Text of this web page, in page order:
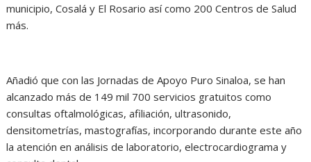
municipio, Cosalá y El Rosario así como 200 Centros de Salud
más.
Añadió que con las Jornadas de Apoyo Puro Sinaloa, se han
alcanzado más de 149 mil 700 servicios gratuitos como
consultas oftalmológicas, afiliación, ultrasonido,
densitometrías, mastografías, incorporando durante este año
la atención en análisis de laboratorio, electrocardiograma y